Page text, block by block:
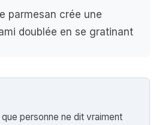
parmesan crée une
doublée en se gratinant
personne ne dit vraiment